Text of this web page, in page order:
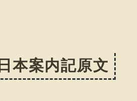
日本案内記原文